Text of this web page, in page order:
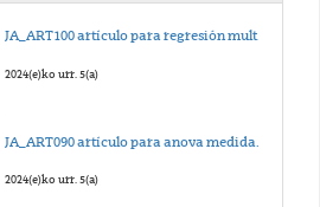
JA_ART100 artículo para regresión multilineal_sub_eus
2024(e)ko urr. 5(a)
2024(e)ko urr. 5(a)